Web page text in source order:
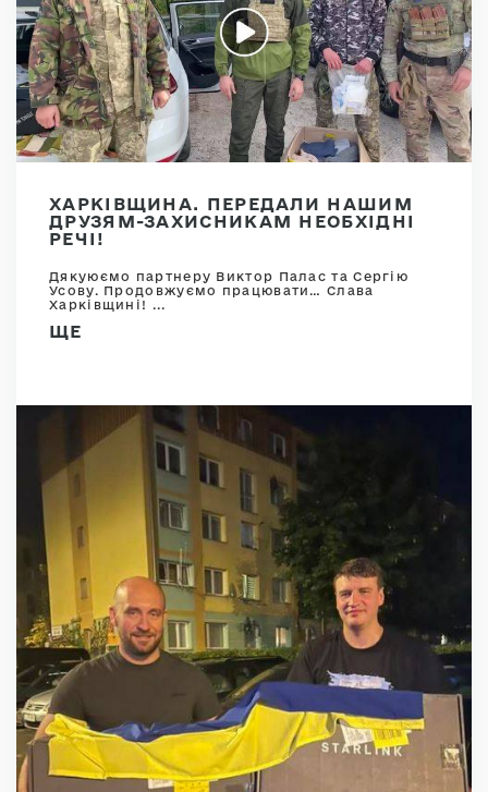
ХАРКІВЩИНА. ПЕРЕДАЛИ НАШИМ
ДРУЗЯМ-ЗАХИСНИКАМ НЕОБХІДНІ
РЕЧІ!
Дякуюємо партнеру Виктор Палас та Сергію
Усову. Продовжуємо працювати… Слава
Харківщині! ...
ЩЕ